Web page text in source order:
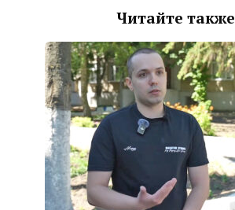
Читайте также